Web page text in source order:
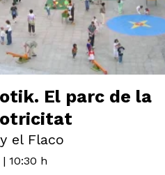
El parc de la
el Flaco
| 10:30 h